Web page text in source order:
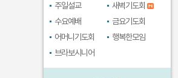
주일설교
새벽기도회
수요예배
금요기도회
어머니기도회
행복한모임
브라보시니어